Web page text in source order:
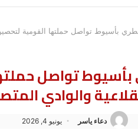
بأسيوط تواصل حملتها القومية
بأسيوط تواصل
والوادي
دعاء ياسر يونيو 4, 2026